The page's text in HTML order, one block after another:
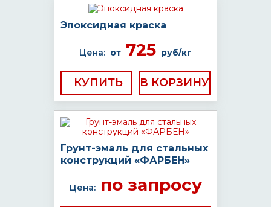
Эпоксидная краска
Цена: от 725 руб/кг
КУПИТЬ
Грунт-эмаль для стальных
конструкций «ФАРБЕН»
Цена:по запросу